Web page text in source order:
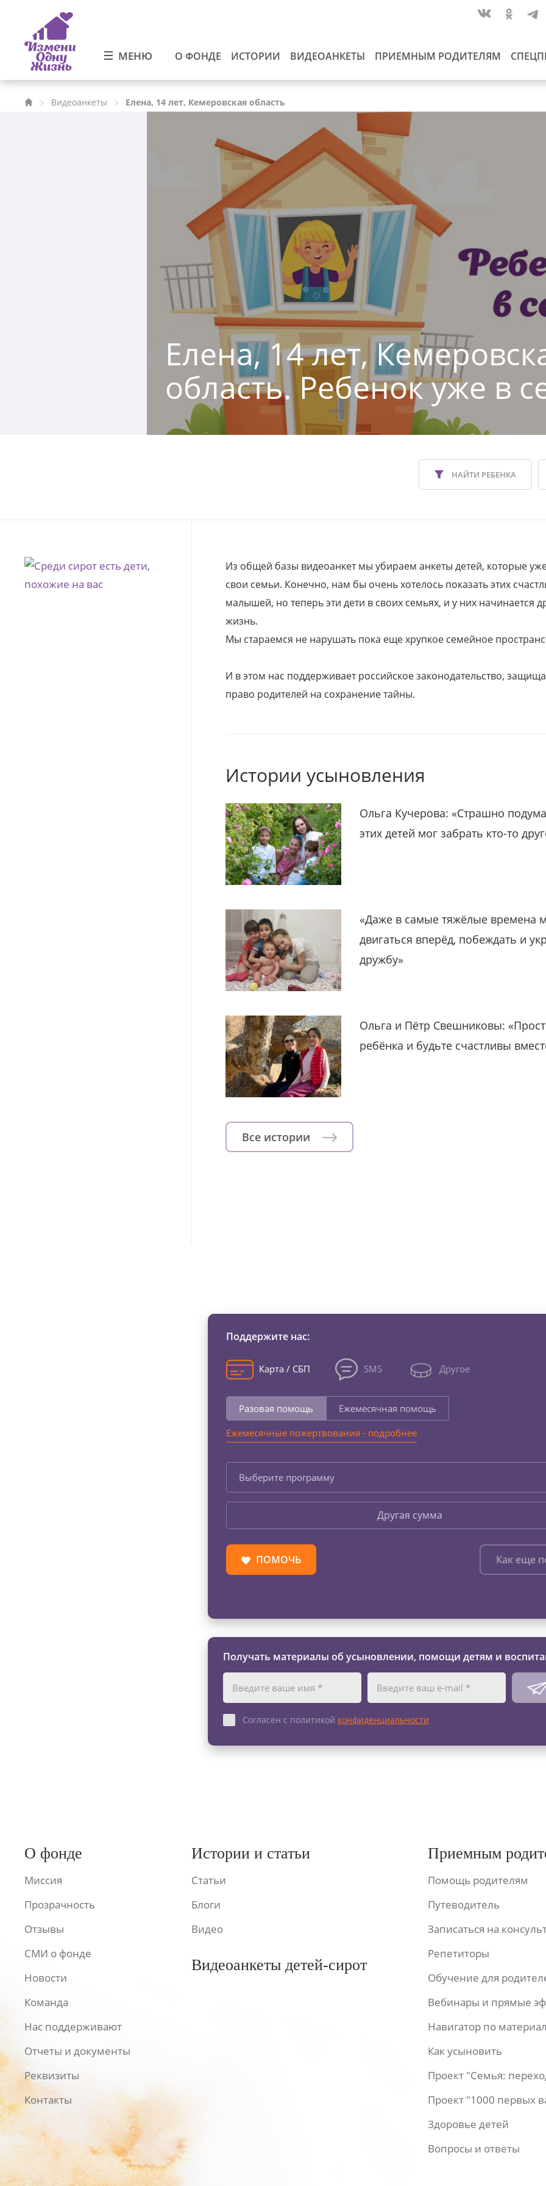
МЕНЮ О ФОНДЕ ИСТОРИИ ВИДЕОАНКЕТЫ ПРИЕМНЫМ РОДИТЕЛЯМ
Видеоанкеты Елена, 14 лет, Кемеровская область
Елена, 14 лет,
область. Ребенок уже в
НАЙТИ РЕБЕНКА
Из общей базы видеоанкет мы убираем анкеты детей, которые
свои семьи. Конечно, нам бы очень хотелось показать этих
малышей, но теперь эти дети в своих семьях, и у них начинается
жизнь.
Мы стараемся не нарушать пока еще хрупкое семейное
И в этом нас поддерживает российское законодательство,
право родителей на сохранение тайны.
Истории усыновления
Ольга Кучерова: «Страшно
этих детей мог забрать кто-то
«Даже в самые тяжёлые времена
двигаться вперёд, побеждать и
дружбу»
Ольга и Пётр Свешниковы:
ребёнка и будьте счастливы
Все истории
Поддержите нас:
Карта / СБП SMS Другое
Разовая помощь
Ежемесячная помощь
Ежемесячные пожертвования - подробнее
Выберите программу
Другая сумма
ПОМОЧЬ Как еще
Получать материалы об усыновлении, помощи детям и
Согласен с политикой конфиденциальности
О фонде
Миссия
Прозрачность
Отзывы
СМИ о фонде
Новости
Команда
Нас поддерживают
Отчеты и документы
Реквизиты
Контакты
Истории и статьи
Статьи
Блоги
Видео
Видеоанкеты детей-сирот
Приемным
Помощь родителям
Путеводитель
Записаться на
Репетиторы
Обучение для
Вебинары и прямые
Навигатор по
Как усыновить
Проект "Семья:
Проект "1000 первых
Здоровье детей
Вопросы и ответы